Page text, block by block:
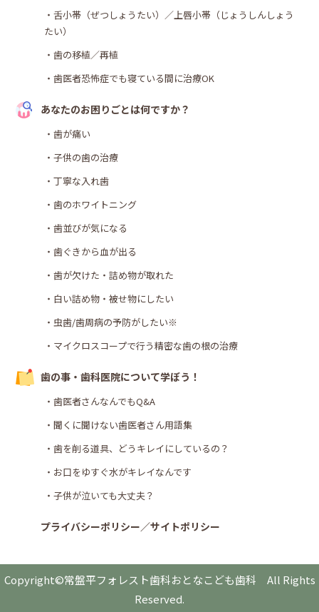
・舌小帯（ぜつしょうたい）／上唇小帯（じょうしんしょう
たい）
・歯の移植／再植
・歯医者恐怖症でも寝ている間に治療OK
あなたのお困りごとは何ですか？
・歯が痛い
・子供の歯の治療
・丁寧な入れ歯
・歯のホワイトニング
・歯並びが気になる
・歯ぐきから血が出る
・歯が欠けた・詰め物が取れた
・白い詰め物・被せ物にしたい
・虫歯/歯周病の予防がしたい※
・マイクロスコープで行う精密な歯の根の治療
歯の事・歯科医院について学ぼう！
・歯医者さんなんでもQ&A
・聞くに聞けない歯医者さん用語集
・歯を削る道具、どうキレイにしているの？
・お口をゆすぐ水がキレイなんです
・子供が泣いても大丈夫？
プライバシーポリシー／サイトポリシー
Copyright©常盤平フォレスト歯科おとなこども歯科 All Rights
Reserved.